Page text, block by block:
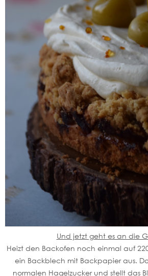
Und jetzt geht es an die
Heizt den Backofen noch einmal auf
ein Backblech mit Backpapier aus.
normalen Hagelzucker und stellt das